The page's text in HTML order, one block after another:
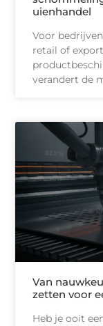
uienhandel
Voor
retail of
verandert de
Van
zetten voor
Heb je ooit